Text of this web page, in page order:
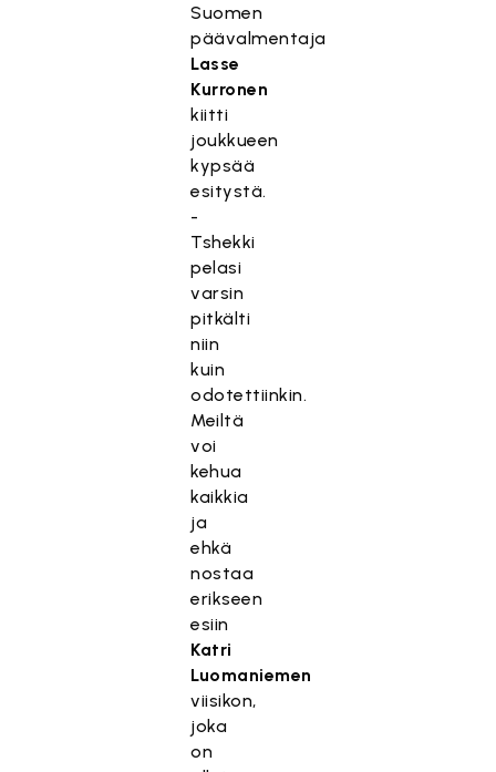
Suomen
päävalmentaja
Lasse
Kurronen
kiitti
joukkueen
kypsää
esitystä.
-
Tshekki
pelasi
varsin
pitkälti
niin
kuin
odotettiinkin.
Meiltä
voi
kehua
kaikkia
ja
ehkä
nostaa
erikseen
esiin
Katri
Luomaniemen
viisikon,
joka
on